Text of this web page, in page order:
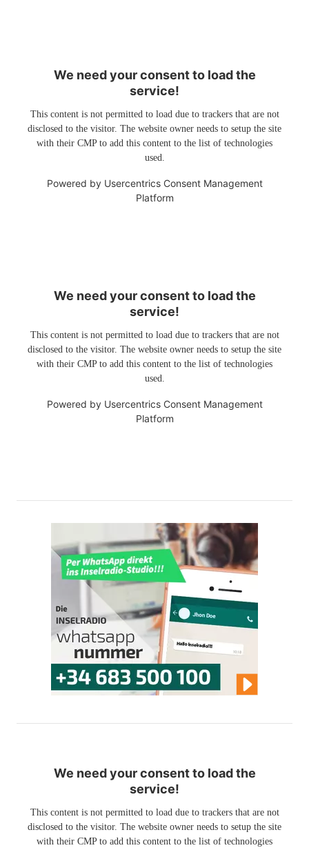
We need your consent to load the
service!
This content is not permitted to load due to trackers that are not
disclosed to the visitor. The website owner needs to setup the site
with their CMP to add this content to the list of technologies
used.
Powered by Usercentrics Consent Management
Platform
We need your consent to load the
service!
This content is not permitted to load due to trackers that are not
disclosed to the visitor. The website owner needs to setup the site
with their CMP to add this content to the list of technologies
used.
Powered by Usercentrics Consent Management
Platform
We need your consent to load the
service!
This content is not permitted to load due to trackers that are not
disclosed to the visitor. The website owner needs to setup the site
with their CMP to add this content to the list of technologies